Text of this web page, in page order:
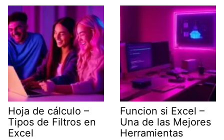
Hoja de cálculo –
Tipos de Filtros en
Excel
Funcion si Excel –
Una de las Mejores
Herramientas